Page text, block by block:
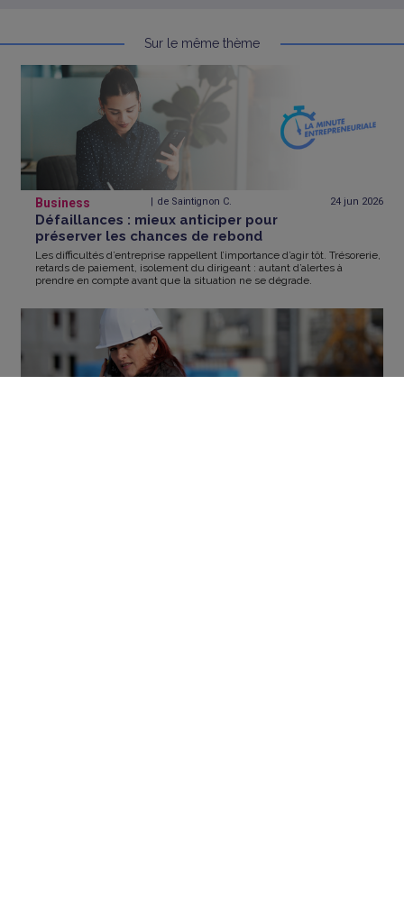
Sur le même thème
Business de Saintignon C. 24 jun 2026
Défaillances : mieux anticiper pour
préserver les chances de rebond
Les difficultés d’entreprise rappellent l’importance d’agir tôt. Trésorerie,
retards de paiement, isolement du dirigeant : autant d’alertes à
prendre en compte avant que la situation ne se dégrade.